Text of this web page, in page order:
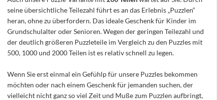
seine übersichtliche Teilezahl führt es an das Erlebnis „Puzzlen“
heran, ohne zu überfordern. Das ideale Geschenk für Kinder im
Grundschulalter oder Senioren. Wegen der geringen Teilezahl und
der deutlich größeren Puzzleteile im Vergleich zu den Puzzles mit
500, 1000 und 2000 Teilen ist es relativ schnell zu legen.
Wenn Sie erst einmal ein Gefühlp für unsere Puzzles bekommen
möchten oder nach einem Geschenk für jemanden suchen, der
vielleicht nicht ganz so viel Zeit und Muße zum Puzzlen aufbringt,